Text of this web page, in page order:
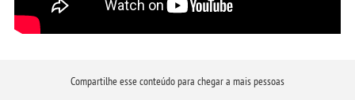
Compartilhe esse conteúdo para chegar a mais pessoas